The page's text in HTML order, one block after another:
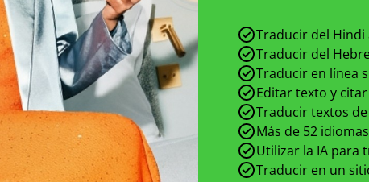
Traducir del Hindi
Traducir del
Traducir en línea
Editar texto y
Traducir textos
Más de 52 idiomas
Utilizar la IA para
Traducir en un